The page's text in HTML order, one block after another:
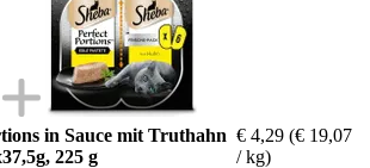
in Sauce mit Truthahn
225 g
€ 4,29 (€ 19,07
/ kg)